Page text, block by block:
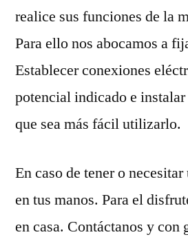
realice sus funciones de la
Para ello nos abocamos a
Establecer conexiones
potencial indicado e
que sea más fácil utilizarlo.
En caso de tener o
en tus manos. Para el
en casa. Contáctanos y con